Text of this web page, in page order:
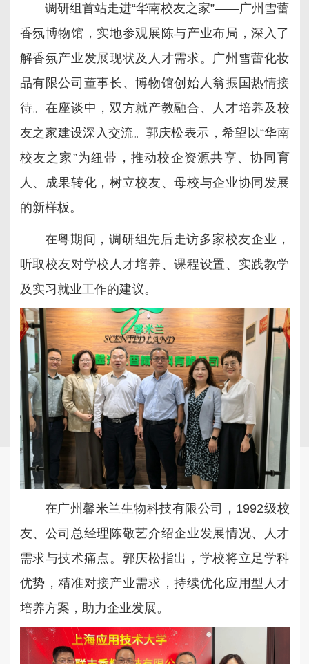
调研组首站走进“华南校友之家”——广州雪蕾
香氛博物馆，实地参观展陈与产业布局，深入了
解香氛产业发展现状及人才需求。广州雪蕾化妆
品有限公司董事长、博物馆创始人翁振国热情接
待。 在座谈中，双方就产教融合、人才培养及校
友之家建设深入交流。郭庆松表示，希望以“华南
校友之家”为纽带，推动校企资源共享、协同育
人、成果转化，树立校友、母校与企业协同发展
的新样板。
在粤期间，调研组先后走访多家校友企业，
听取校友对学校人才培养、课程设置、实践教学
及实习就业工作的建议。
在广州馨米兰生物科技有限公司，1992级校
友、公司总经理陈敬艺介绍企业发展情况、人才
需求与技术痛点。郭庆松指出，学校将立足学科
优势，精准对接产业需求，持续优化应用型人才
培养方案，助力企业发展。